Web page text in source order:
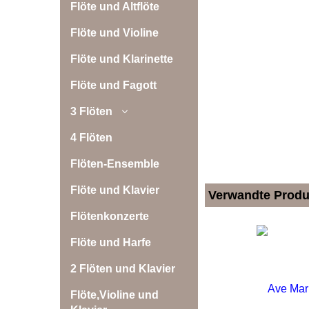
Flöte und Altflöte
Flöte und Violine
Flöte und Klarinette
Flöte und Fagott
3 Flöten
4 Flöten
Flöten-Ensemble
Flöte und Klavier
Flötenkonzerte
Flöte und Harfe
2 Flöten und Klavier
Flöte,Violine und
Verwandte